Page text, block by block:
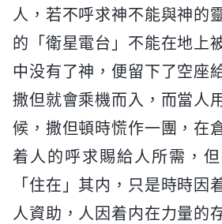
人，若不呼求神不能與神的
的「衛星電台」不能在地上
中没有了神，便留下了空座
撒但就會乘機而入，而當人
候，撒但頓時慌作一團，在
着人的呼求賜給人所需，
「住在」其内，只是時時因
人資助，人因着内在力量的